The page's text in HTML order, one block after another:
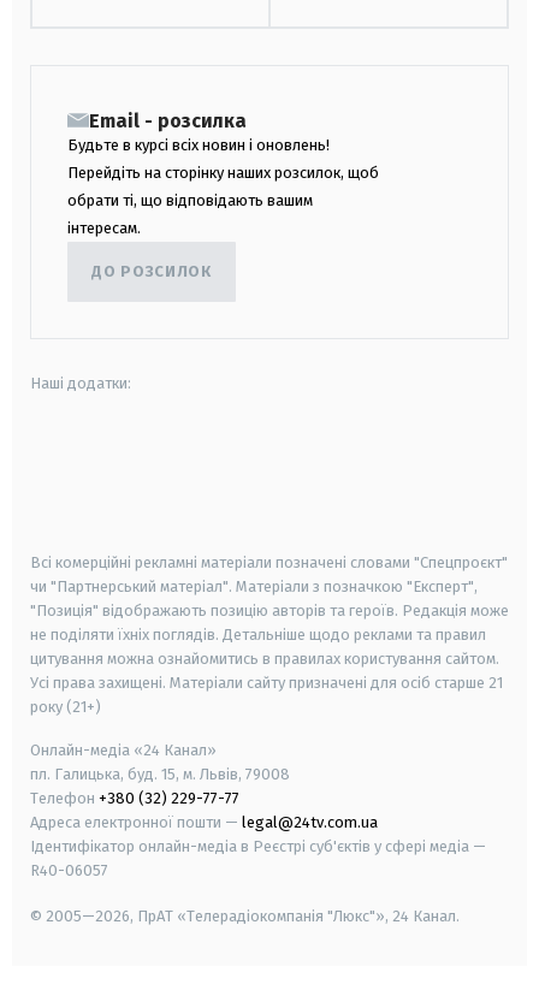
Email - розсилка
Будьте в курсі всіх новин і оновлень!
Перейдіть на сторінку наших розсилок, щоб
обрати ті, що відповідають вашим
інтересам.
ДО РОЗСИЛОК
Наші додатки:
Всі комерційні рекламні матеріали позначені словами "Спецпроєкт"
чи "Партнерський матеріал". Матеріали з позначкою "Експерт",
"Позиція" відображають позицію авторів та героїв. Редакція може
не поділяти їхніх поглядів. Детальніше щодо реклами та правил
цитування можна ознайомитись в правилах користування сайтом.
Усі права захищені. Матеріали сайту призначені для осіб старше 21
року (21+)
Онлайн-медіа «24 Канал»
пл. Галицька, буд. 15, м. Львів, 79008
Телефон +380 (32) 229-77-77
Адреса електронної пошти — legal@24tv.com.ua
Ідентифікатор онлайн-медіа в Реєстрі суб'єктів у сфері медіа —
R40-06057
© 2005—2026, ПрАТ «Телерадіокомпанія "Люкс"», 24 Канал.